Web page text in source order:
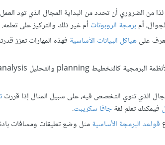
أن تحدد من البداية المجال الذي تود العمل
أمبرمجة الروبوتات أم غير ذلك والتركيز على تعلمه.
علىهياكل البيانات الأساسية فهذه المهارات تعزز
الذي تنوي التخصص فيه، على سبيل المثال إذا قررت
فيمكنك تعلم لغةجافا سكريبت.
قواعد البرمجة الأساسيةمثل وضع تعليقات ومسافات